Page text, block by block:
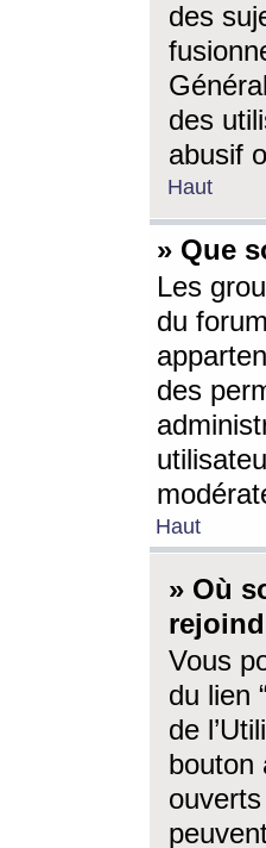
des
des
abusif
Haut
» Que
Les
du
des
Haut
» Où
Vous
du lien
de
bouton